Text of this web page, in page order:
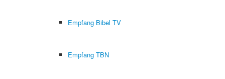
Empfang Bibel TV
Empfang TBN